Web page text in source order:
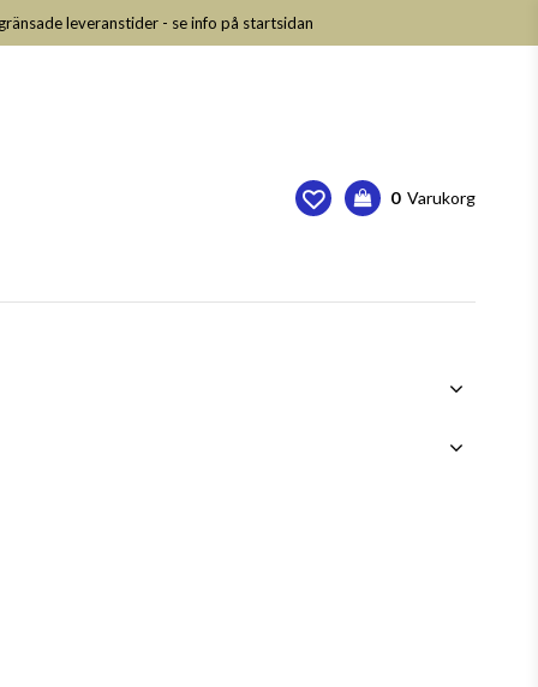
leveranstider - se info på startsidan
0 Varukorg